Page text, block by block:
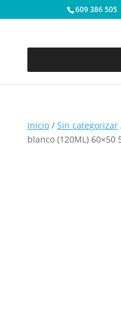
609 386 505
Inicio/ Sin categorizar
blanco (120ML) 60×50